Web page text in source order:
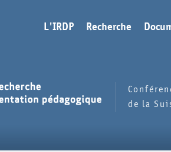
L'IRDP Recherche
de la